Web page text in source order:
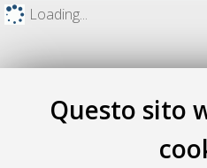
Questo sito
Loading...